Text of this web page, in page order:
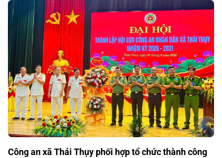
Công an xã Thái Thụy phối hợp tổ chức thành công